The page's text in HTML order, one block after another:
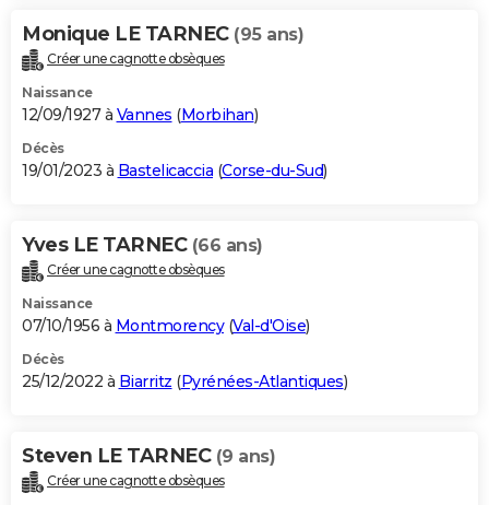
Monique LE TARNEC (95 ans)
Créer une cagnotte obsèques
Naissance
12/09/1927 à Vannes (Morbihan)
Décès
19/01/2023 à Bastelicaccia (Corse-du-Sud)
Yves LE TARNEC (66 ans)
Créer une cagnotte obsèques
Naissance
07/10/1956 à Montmorency(Val-d'Oise)
Décès
25/12/2022 à Biarritz (Pyrénées-Atlantiques)
Steven LE TARNEC (9 ans)
Créer une cagnotte obsèques